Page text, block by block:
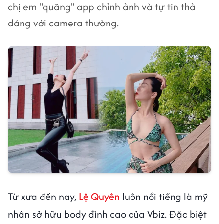
chị em "quăng" app chỉnh ảnh và tự tin thả
dáng với camera thường.
Từ xưa đến nay, Lệ Quyên luôn nổi tiếng là mỹ
nhân sở hữu body đỉnh cao của Vbiz. Đặc biệt